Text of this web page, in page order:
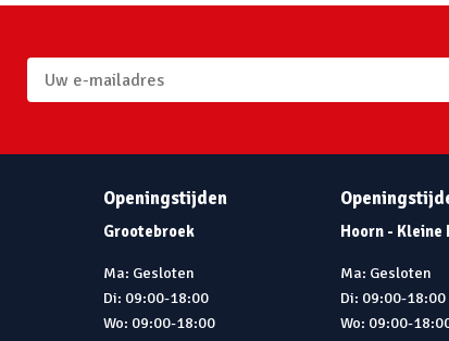
Openingstijden
Grootebroek
Ma: Gesloten
Di: 09:00-18:00
Wo: 09:00-18:00
Hoorn - Kleine
Ma: Gesloten
Di: 09:00-18:00
Wo: 09:00-